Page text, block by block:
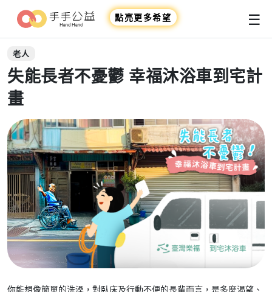
點亮更多希望 ☰
老人
失能長者不憂鬱 幸福沐浴車到宅計
畫
你能想像簡單的洗澡，對臥床及行動不便的長輩而言，是多麼渴望、